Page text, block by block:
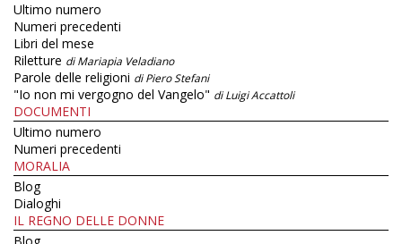
Ultimo numero
Numeri precedenti
Libri del mese
Riletture di Mariapia Veladiano
Parole delle religioni di Piero Stefani
"Io non mi vergogno del Vangelo" di Luigi Accattoli
DOCUMENTI
Ultimo numero
Numeri precedenti
MORALIA
Blog
Dialoghi
IL REGNO DELLE DONNE